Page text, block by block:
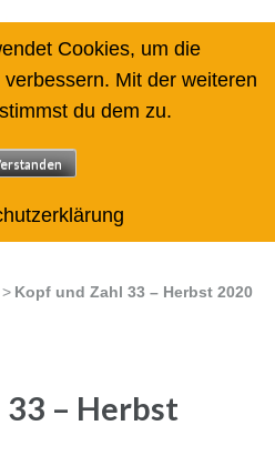
für
> Kopf und Zahl 33 – Herbst 2020
– Herbst
Cookies, um die
Mit der weiteren
du dem zu.